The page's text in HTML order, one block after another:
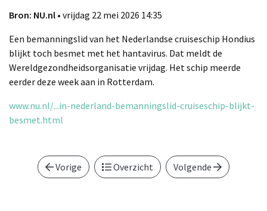
Bron: NU.nl • vrijdag 22 mei 2026 14:35
Een bemanningslid van het Nederlandse cruiseschip Hondius
blijkt toch besmet met het hantavirus. Dat meldt de
Wereldgezondheidsorganisatie vrijdag. Het schip meerde
eerder deze week aan in Rotterdam.
www.nu.nl/...in-nederland-bemanningslid-cruiseschip-blijkt-
besmet.html
Vorige Overzicht Volgende